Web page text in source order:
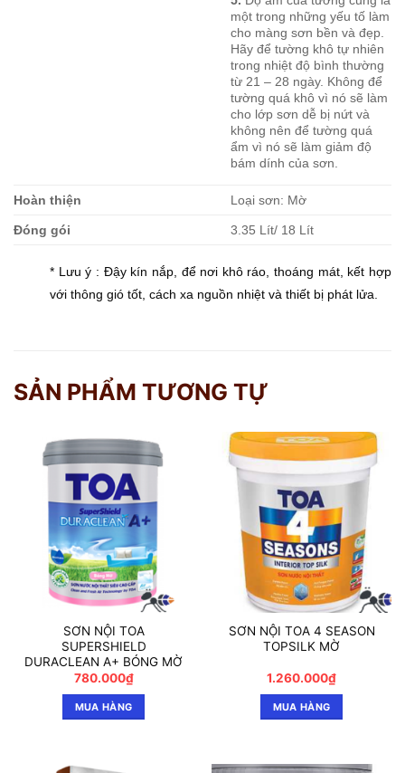
một trong những yếu tố làm
cho màng sơn bền và đẹp.
Hãy để tường khô tự nhiên
trong nhiệt độ bình thường
từ 21 – 28 ngày. Không để
tường quá khô vì nó sẽ làm
cho lớp sơn dễ bị nứt và
không nên để tường quá
ẩm vì nó sẽ làm giảm độ
bám dính của sơn.
Hoàn thiện Loại sơn: Mờ
Đóng gói 3.35 Lít/ 18 Lít
* Lưu ý : Đậy kín nắp, để nơi khô ráo, thoáng mát, kết hợp
với thông gió tốt, cách xa nguồn nhiệt và thiết bị phát lửa.
SẢN PHẨM TƯƠNG TỰ
SƠN NỘI TOA
SUPERSHIELD
DURACLEAN A+ BÓNG MỜ
780.000₫
MUA HÀNG
SƠN NỘI TOA 4 SEASON
TOPSILK MỜ
1.260.000₫
MUA HÀNG